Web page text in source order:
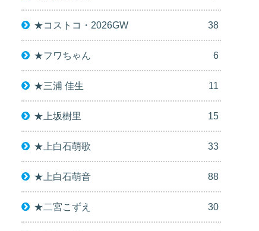
★コストコ・2026GW 38
★フワちゃん 6
★三浦 佳生 11
★上坂樹里 15
★上白石萌歌 33
★上白石萌音 88
★二宮こずえ 30